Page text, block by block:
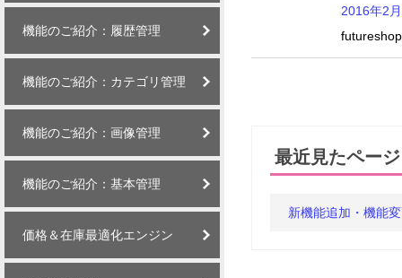
機能のご紹介：履歴管理
機能のご紹介：カテゴリ管理
機能のご紹介：画像管理
機能のご紹介：基本管理
価格＆在庫最適化エンジン
2016年2
最近見たページ
新機能追加・機能